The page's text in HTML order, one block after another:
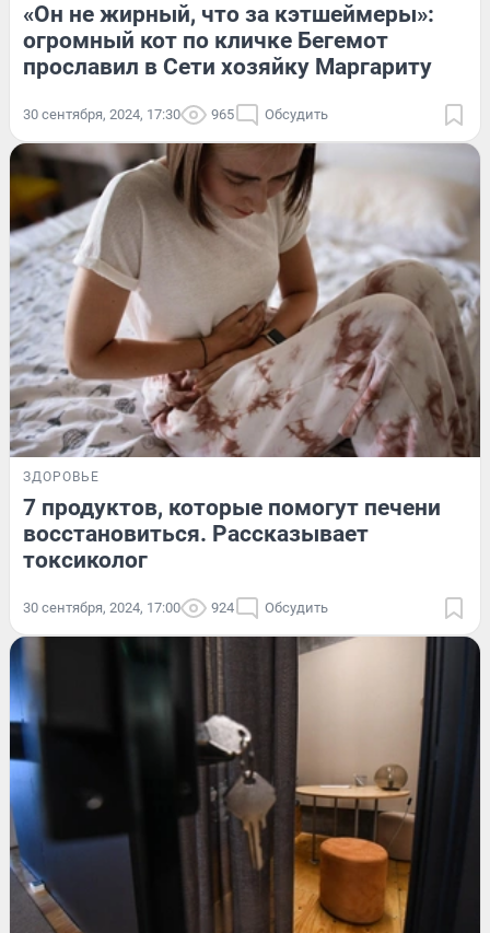
«Он не жирный, что за кэтшеймеры»:
огромный кот по кличке Бегемот
прославил в Сети хозяйку Маргариту
30 сентября, 2024, 17:30 965 Обсудить
ЗДОРОВЬЕ
7 продуктов, которые помогут печени
восстановиться. Рассказывает
токсиколог
30 сентября, 2024, 17:00 924 Обсудить